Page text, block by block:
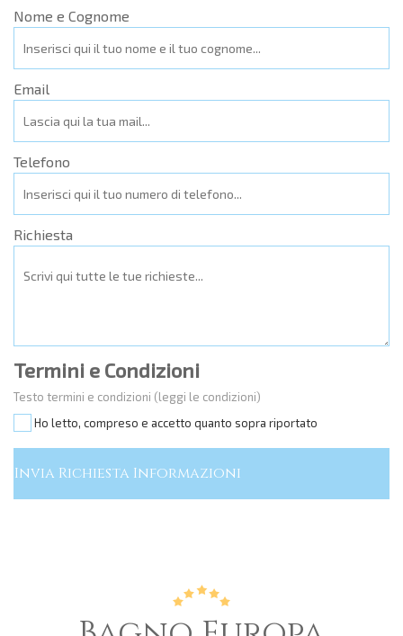
Nome e Cognome
Email
Telefono
Richiesta
Termini e Condizioni
Testo termini e condizioni (leggi le condizioni)
Ho letto, compreso e accetto quanto sopra riportato